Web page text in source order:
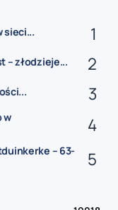
sieci...
– złodzieje...
w
– 63-